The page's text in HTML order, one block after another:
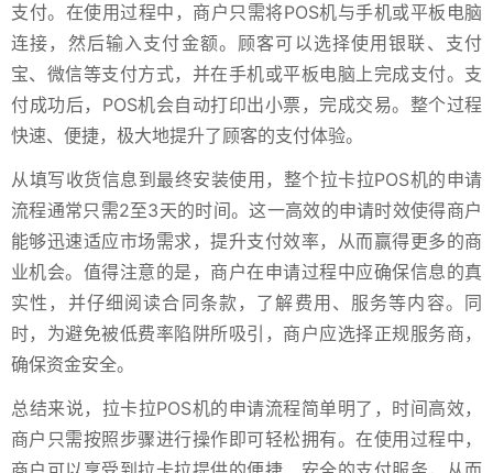
支付。在使用过程中，商户只需将POS机与手机或平板电脑
连接，然后输入支付金额。顾客可以选择使用银联、支付
宝、微信等支付方式，并在手机或平板电脑上完成支付。支
付成功后，POS机会自动打印出小票，完成交易。整个过程
快速、便捷，极大地提升了顾客的支付体验。
从填写收货信息到最终安装使用，整个拉卡拉POS机的申请
流程通常只需2至3天的时间。这一高效的申请时效使得商户
能够迅速适应市场需求，提升支付效率，从而赢得更多的商
业机会。值得注意的是，商户在申请过程中应确保信息的真
实性，并仔细阅读合同条款，了解费用、服务等内容。同
时，为避免被低费率陷阱所吸引，商户应选择正规服务商，
确保资金安全。
总结来说，拉卡拉POS机的申请流程简单明了，时间高效，
商户只需按照步骤进行操作即可轻松拥有。在使用过程中，